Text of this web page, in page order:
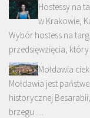
Hostessy na
w Krakowie,
Wybór hostess na
przedsięwzięcia,
Mołdawia
Mołdawia jest
historycznej
brzegu …